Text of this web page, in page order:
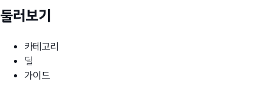
둘러보기
카테고리
딜
가이드